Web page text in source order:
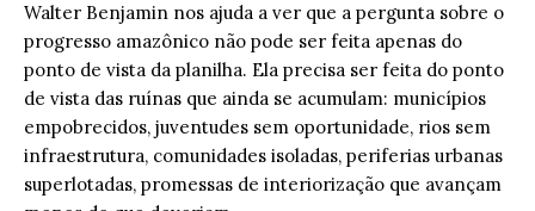
Walter Benjamin nos ajuda a ver que a pergunta sobre o
progresso amazônico não pode ser feita apenas do
ponto de vista da planilha. Ela precisa ser feita do ponto
de vista das ruínas que ainda se acumulam: municípios
empobrecidos, juventudes sem oportunidade, rios sem
infraestrutura, comunidades isoladas, periferias urbanas
superlotadas, promessas de interiorização que avançam